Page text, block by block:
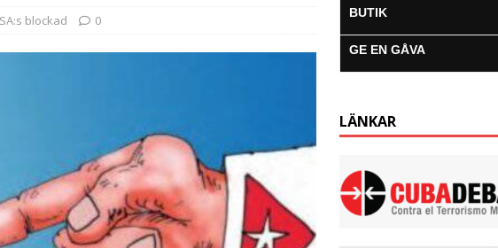
blockad 0 BUTIK
GE EN GÅVA
LÄNKAR